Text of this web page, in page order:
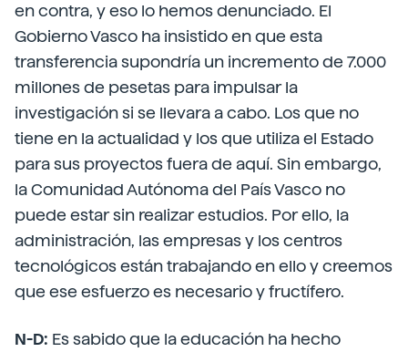
en contra, y eso lo hemos denunciado. El
Gobierno Vasco ha insistido en que esta
transferencia supondría un incremento de 7.000
millones de pesetas para impulsar la
investigación si se llevara a cabo. Los que no
tiene en la actualidad y los que utiliza el Estado
para sus proyectos fuera de aquí. Sin embargo,
la Comunidad Autónoma del País Vasco no
puede estar sin realizar estudios. Por ello, la
administración, las empresas y los centros
tecnológicos están trabajando en ello y creemos
que ese esfuerzo es necesario y fructífero.
N-D: Es sabido que la educación ha hecho